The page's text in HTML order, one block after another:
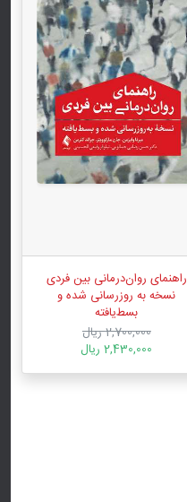
راهنمای روان‌درمانی بین ‌فردی
نسخه به روزرسانی ‌شده و
بسط‌یافته
2,700,000 ریال
2,430,000 ریال